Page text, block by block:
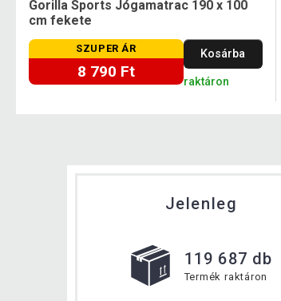
Gorilla Sports Jógamatrac 190 x 100
cm fekete
SZUPER ÁR
8 790 Ft
Kosárba
raktáron
Jelenleg
119 687 db
Termék raktáron